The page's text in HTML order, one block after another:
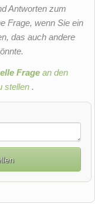
Antworten zum
Frage, wenn Sie ein
das auch andere
Frage an den
stellen .